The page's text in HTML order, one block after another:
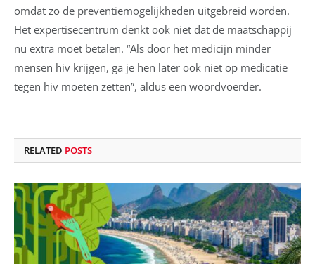
omdat zo de preventiemogelijkheden uitgebreid worden.
Het expertisecentrum denkt ook niet dat de maatschappij
nu extra moet betalen. “Als door het medicijn minder
mensen hiv krijgen, ga je hen later ook niet op medicatie
tegen hiv moeten zetten”, aldus een woordvoerder.
RELATED POSTS